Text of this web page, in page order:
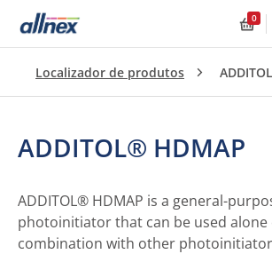
0
Localizador de produtos
ADDITOL® HDMAP
ADDITOL® HDMAP is a general-
photoinitiator that can be used alone
combination with other